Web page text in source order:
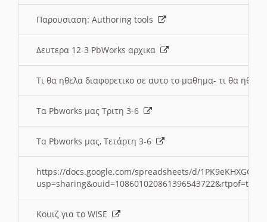
Παρουσιαση: Authoring tools
Δευτερα 12-3 PbWorks αρχικα
Τι θα ηθελα διαφορετικο σε αυτο το μαθημα- τι θα
Τα Pbworks μας Τριτη 3-6
Τα Pbworks μας, Τετάρτη 3-6
https://docs.google.com/spreadsheets/d/
Κουιζ για το WISE